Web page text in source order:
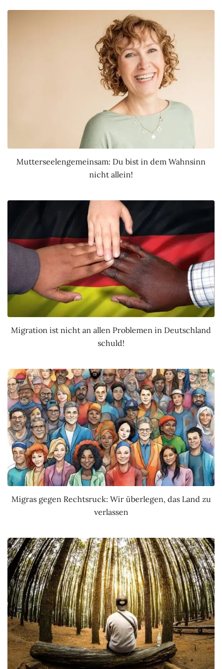
Mutterseelengemeinsam: Du bist in dem Wahnsinn
nicht allein!
Migration ist nicht an allen Problemen in Deutschland
schuld!
Migras gegen Rechtsruck: Wir überlegen, das Land zu
verlassen